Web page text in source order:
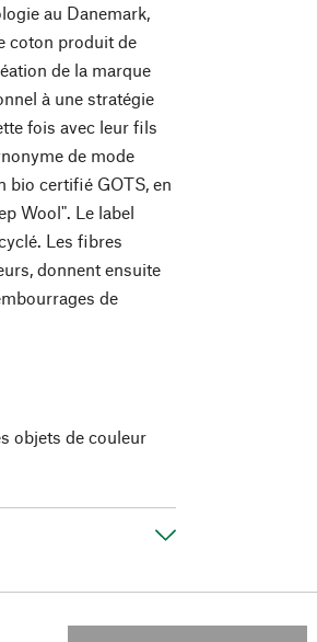
au Danemark,
coton produit de
de la marque
à une stratégie
fois avec leur fils
de mode
bio certifié GOTS, en
Wool". Le label
Les fibres
donnent ensuite
de
objets de couleur